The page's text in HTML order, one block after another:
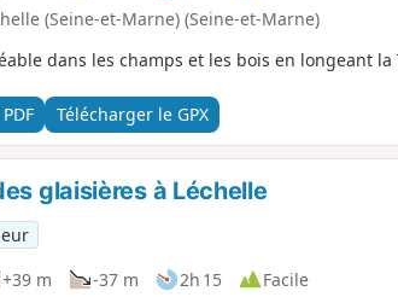
(Seine-et-Marne) (Seine-et-Marne)
dans les champs et les bois en longeant la
Télécharger le GPX
glaisières à Léchelle
+39 m -37 m 2h 15
Facile